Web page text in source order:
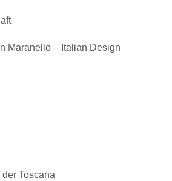
Maranello – Italian Design
Toscana